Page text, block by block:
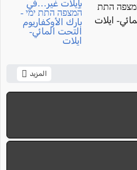
بإيلات غير…في המצפה התת
المزيد